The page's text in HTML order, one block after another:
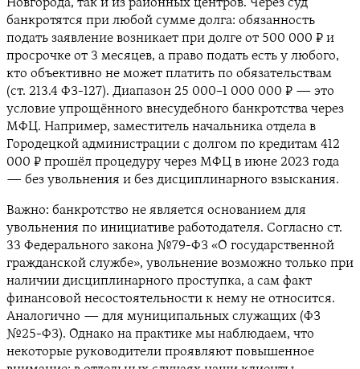
Новгорода, так и из районных центров. Через суд
банкротятся при любой сумме долга: обязанность
подать заявление возникает при долге от 500 000 ₽ и
просрочке от 3 месяцев, а право подать есть у любого,
кто объективно не может платить по обязательствам
(ст. 213.4 ФЗ-127). Диапазон 25 000–1 000 000 ₽ — это
условие упрощённого внесудебного банкротства через
МФЦ. Например, заместитель начальника отдела в
Городецкой администрации с долгом по кредитам 412
000 ₽ прошёл процедуру через МФЦ в июне 2023 года
— без увольнения и без дисциплинарного взыскания.
Важно: банкротство не является основанием для
увольнения по инициативе работодателя. Согласно ст.
33 Федерального закона №79-ФЗ «О государственной
гражданской службе», увольнение возможно только при
наличии дисциплинарного проступка, а сам факт
финансовой несостоятельности к нему не относится.
Аналогично — для муниципальных служащих (ФЗ
№25-ФЗ). Однако на практике мы наблюдаем, что
некоторые руководители проявляют повышенное